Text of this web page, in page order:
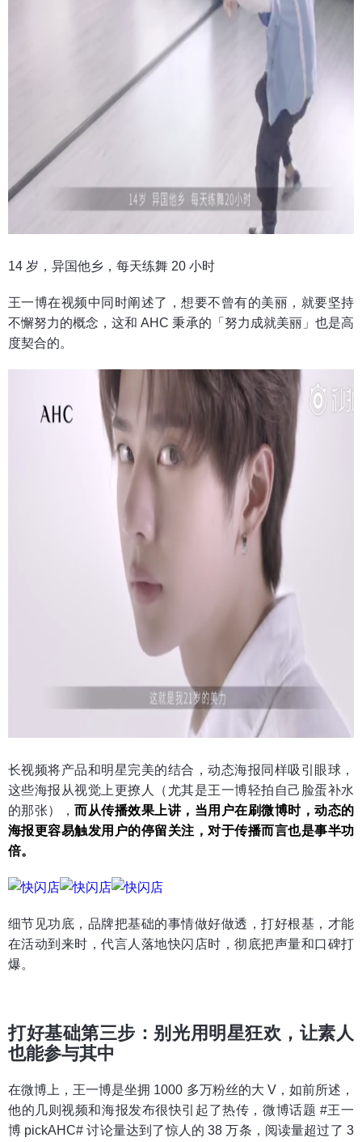
14 岁，异国他乡，每天练舞 20 小时
王一博在视频中同时阐述了，想要不曾有的美丽，就要坚持
不懈努力的概念，这和 AHC 秉承的「努力成就美丽」也是高
度契合的。
长视频将产品和明星完美的结合，动态海报同样吸引眼球，
这些海报从视觉上更撩人（尤其是王一博轻拍自己脸蛋补水
的那张），而从传播效果上讲，当用户在刷微博时，动态的
海报更容易触发用户的停留关注，对于传播而言也是事半功
倍。
细节见功底，品牌把基础的事情做好做透，打好根基，才能
在活动到来时，代言人落地快闪店时，彻底把声量和口碑打
爆。
打好基础第三步：别光用明星狂欢，让素人
也能参与其中
在微博上，王一博是坐拥 1000 多万粉丝的大 V，如前所述，
他的几则视频和海报发布很快引起了热传，微博话题 #王一
博 pickAHC# 讨论量达到了惊人的 38 万条，阅读量超过了 3